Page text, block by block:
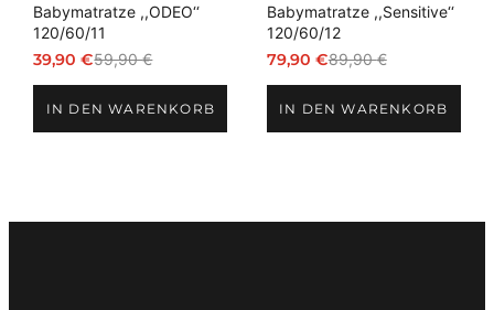
Babymatratze ,,ODEO‘‘
120/60/11
59,90€
Ursprünglicher
war:
39,90€
Aktueller
ist:IN DEN WARENKORB
Babymatratze ,,Sensitive‘‘
120/60/12
89,90€
Ursprünglicher
war:
79,90 €
Aktueller
ist:IN DEN WARENKORB